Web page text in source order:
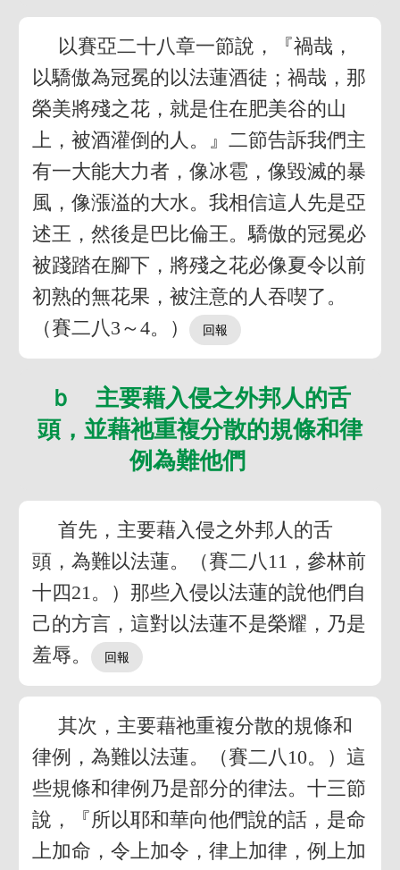
以賽亞二十八章一節說，『禍哉，
以驕傲為冠冕的以法蓮酒徒；禍哉，那
榮美將殘之花，就是住在肥美谷的山
上，被酒灌倒的人。』二節告訴我們主
有一大能大力者，像冰雹，像毀滅的暴
風，像漲溢的大水。我相信這人先是亞
述王，然後是巴比倫王。驕傲的冠冕必
被踐踏在腳下，將殘之花必像夏令以前
初熟的無花果，被注意的人吞喫了。
（賽二八3～4。）
ｂ 主要藉入侵之外邦人的舌
頭，並藉祂重複分散的規條和律
例為難他們
首先，主要藉入侵之外邦人的舌
頭，為難以法蓮。（賽二八11，參林前
十四21。）那些入侵以法蓮的說他們自
己的方言，這對以法蓮不是榮耀，乃是
羞辱。
其次，主要藉祂重複分散的規條和
律例，為難以法蓮。（賽二八10。）這
些規條和律例乃是部分的律法。十三節
說，『所以耶和華向他們說的話，是命
上加命，令上加令，律上加律，例上加